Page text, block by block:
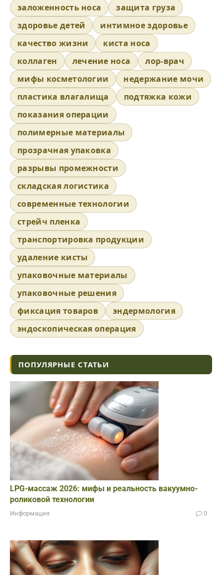
заложенность носа
защита груза
здоровье детей
интимное здоровье
качество жизни
киста носа
коллаген
лечение носа
лор-врач
мифы косметологии
недержание мочи
пластика влагалища
подтяжка кожи
показания операции
полимерные материалы
прозрачная упаковка
разрывы промежности
складская логистика
современные технологии
стрейч пленка
транспортировка продукции
удаление кисты
упаковочные материалы
упаковочные решения
фиксация товаров
эндермология
эндоскопическая операция
ПОПУЛЯРНЫЕ СТАТЬИ
LPG-массаж 2026: мифы и реальность вакуумно-
роликовой технологии
Информация 0